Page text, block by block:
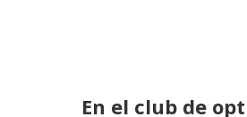
En el club de